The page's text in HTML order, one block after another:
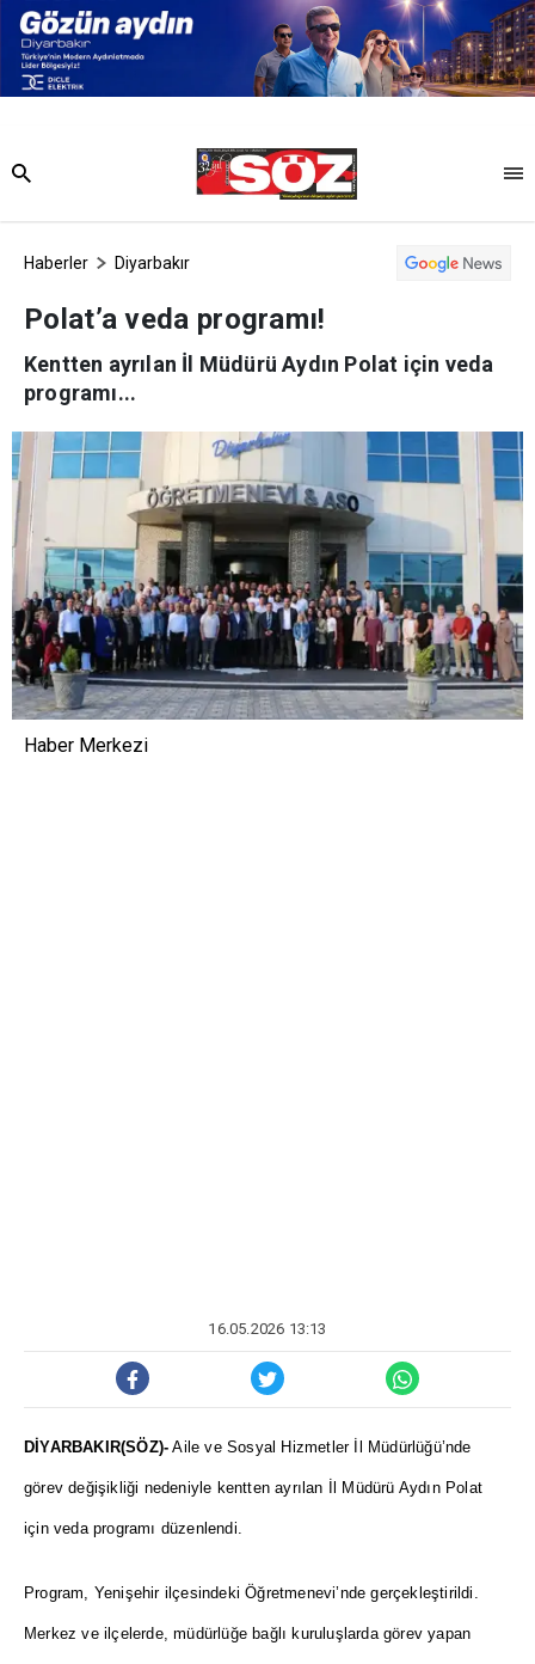
Haberler Diyarbakır
Polat’a veda programı!
Kentten ayrılan İl Müdürü Aydın Polat için veda
programı...
Haber Merkezi
16.05.2026 13:13
DİYARBAKIR(SÖZ)- Aile ve Sosyal Hizmetler İl Müdürlüğü’nde
görev değişikliği nedeniyle kentten ayrılan İl Müdürü Aydın Polat
için veda programı düzenlendi.
Program, Yenişehir ilçesindeki Öğretmenevi’nde gerçekleştirildi.
Merkez ve ilçelerde, müdürlüğe bağlı kuruluşlarda görev yapan